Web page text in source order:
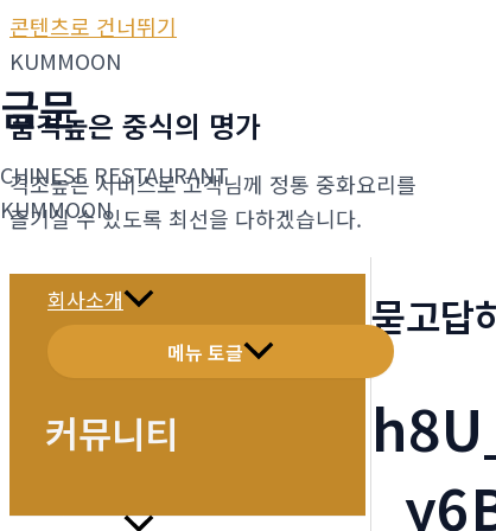
콘텐츠로 건너뛰기
금문
CHINESE RESTAURANT
KUMMOON
회사소개
메뉴 토글
메뉴소개
KUMMOON
품격높은 중식의 명가
격조높은 서비스로 고객님께 정통 중화요리를
즐기실 수 있도록 최선을 다하겠습니다.
커뮤니티
묻고답